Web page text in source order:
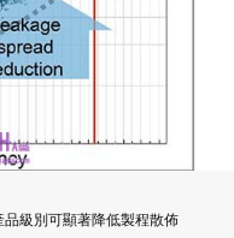
級別可顯著降低製程散佈